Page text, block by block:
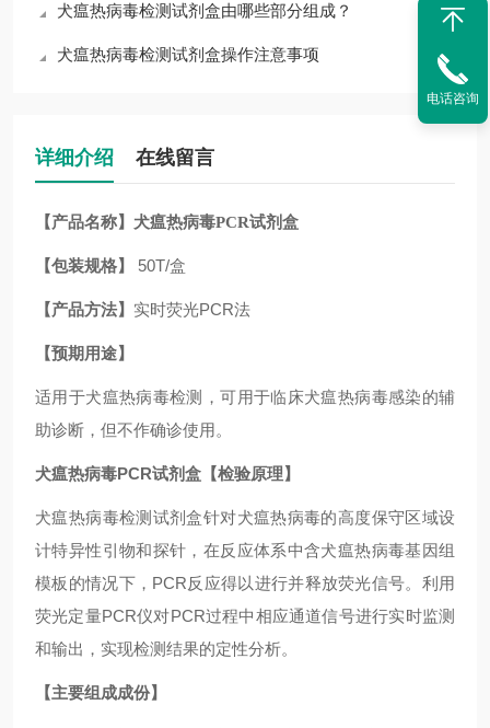
犬瘟热病毒检测试剂盒由哪些部分组成？
犬瘟热病毒检测试剂盒操作注意事项
详细介绍 在线留言
【产品名称】 犬瘟热病毒PCR试剂盒
【包装规格】 50T/盒
【产品方法】 实时荧光PCR法
【预期用途】
适用于犬瘟热病毒检测，可用于临床犬瘟热病毒感染的辅
助诊断，但不作确诊使用。
犬瘟热病毒PCR试剂盒 【检验原理】
犬瘟热病毒检测试剂盒针对犬瘟热病毒的高度保守区域设
计特异性引物和探针，在反应体系中含犬瘟热病毒基因组
模板的情况下，PCR反应得以进行并释放荧光信号。利用
荧光定量PCR仪对PCR过程中相应通道信号进行实时监测
和输出，实现检测结果的定性分析。
【主要组成成份】
电话咨询